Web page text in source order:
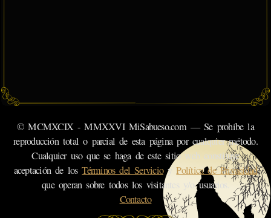
© MCMXCIX - MMXXVI MiSabueso.com — Se prohíbe la
reproducción total o parcial de esta página por cualquier método.
Cualquier uso que se haga de este sitio web constituye
aceptación de losTérminos del ServicioyPolítica de Privacidad
que operan sobre todos los visitantes y/o usuarios.
Contacto